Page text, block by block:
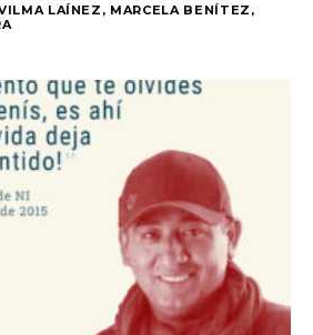
LAÍNEZ, MARCELA BENÍTEZ,